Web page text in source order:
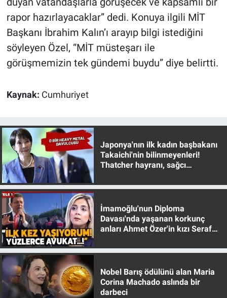
rapor hazırlayacaklar” dedi. Konuya ilgili MİT
Başkanı İbrahim Kalın’ı arayıp bilgi istediğini
söyleyen Özel, “MİT müsteşarı ile
görüşmemizin tek gündemi buydu” diye belirtti.
Kaynak: Cumhuriyet
Japonya'nın ilk kadın başbakanı
Takaichi'nin bilinmeyenleri!
Thatcher hayranı, sağcı
İmamoğlu'nun Diploma
Davası'nda yaşanan korkunç
anları Ahmet Özer'in kızı Seraf
Nobel Barış ödülünü alan Maria
Corina Machado aslında bir
darbeci